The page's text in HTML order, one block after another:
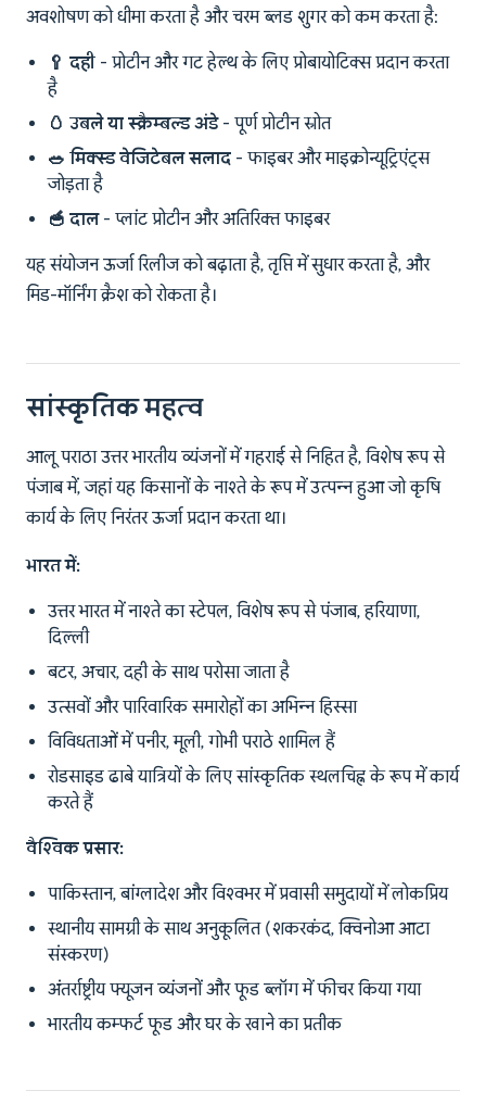
अवशोषण को धीमा करता है और चरम ब्लड शुगर को कम करता है:
🥄 दही - प्रोटीन और गट हेल्थ के लिए प्रोबायोटिक्स प्रदान करता
है
🥚 उबले या स्क्रैम्बल्ड अंडे- पूर्ण प्रोटीन स्रोत
🥗 मिक्स्ड वेजिटेबल सलाद - फाइबर और माइक्रोन्यूट्रिएंट्स
जोड़ता है
🥣 दाल- प्लांट प्रोटीन और अतिरिक्त फाइबर
यह संयोजन ऊर्जा रिलीज को बढ़ाता है, तृप्ति में सुधार करता है, और
मिड-मॉर्निंग क्रैश को रोकता है।
सांस्कृतिक महत्व
आलू पराठा उत्तर भारतीय व्यंजनों में गहराई से निहित है, विशेष रूप से
पंजाब में, जहां यह किसानों के नाश्ते के रूप में उत्पन्न हुआ जो कृषि
कार्य के लिए निरंतर ऊर्जा प्रदान करता था।
भारत में:
उत्तर भारत में नाश्ते का स्टेपल, विशेष रूप से पंजाब, हरियाणा,
दिल्ली
बटर, अचार, दही के साथ परोसा जाता है
उत्सवों और पारिवारिक समारोहों का अभिन्न हिस्सा
विविधताओं में पनीर, मूली, गोभी पराठे शामिल हैं
रोडसाइड ढाबे यात्रियों के लिए सांस्कृतिक स्थलचिह्न के रूप में कार्य
करते हैं
वैश्विक प्रसार:
पाकिस्तान, बांग्लादेश और विश्वभर में प्रवासी समुदायों में लोकप्रिय
स्थानीय सामग्री के साथ अनुकूलित (शकरकंद, क्विनोआ आटा
संस्करण)
अंतर्राष्ट्रीय फ्यूजन व्यंजनों और फूड ब्लॉग में फीचर किया गया
भारतीय कम्फर्ट फूड और घर के खाने का प्रतीक